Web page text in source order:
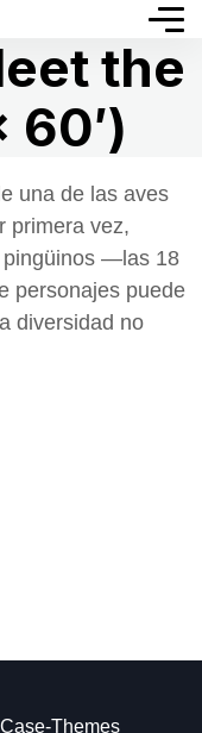
the
60′)
una de las aves
primera vez,
pingüinos —las 18
personajes puede
diversidad no
Case-Themes